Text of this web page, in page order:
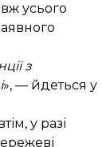
усього
з
», — йдеться у
у разі